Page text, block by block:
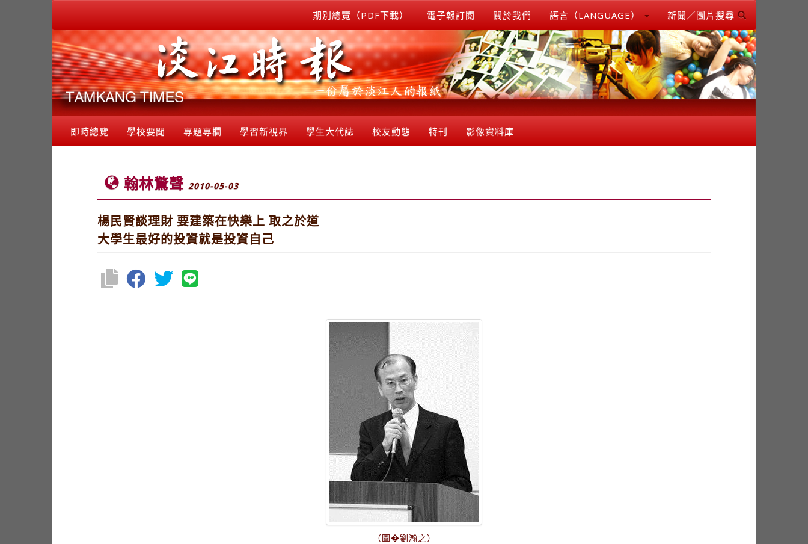
期別總覽（PDF下載） 電子報訂閱 關於我們 語言（LANGUAGE） 新聞／圖片搜尋
即時總覽 學校要聞 專題專欄 學習新視界 學生大代誌 校友動態 特刊 影像資料庫
翰林驚聲 2010-05-03
楊民賢談理財 要建築在快樂上 取之於道
大學生最好的投資就是投資自己
（圖�劉瀚之）